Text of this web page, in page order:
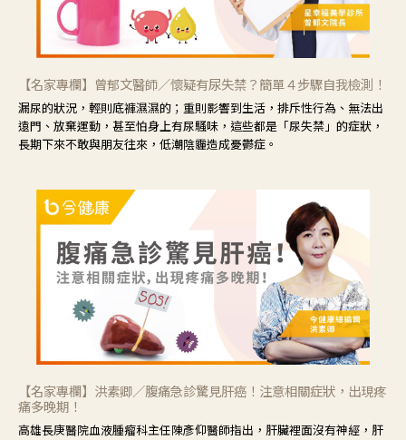
【名家專欄】曾郁文醫師／懷疑有尿失禁？簡單４步驟自我檢測！
漏尿的狀況，輕則底褲濕濕的；重則影響到生活，排斥性行為、無法出
遠門、放棄運動，甚至怕身上有尿騷味，這些都是「尿失禁」的症狀，
長期下來不敢與朋友往來，低潮陰霾造成憂鬱症。
【名家專欄】洪素卿／腹痛急診驚見肝癌！注意相關症狀，出現疼
痛多晚期！
高雄長庚醫院血液腫瘤科主任陳彥仰醫師指出，肝臟裡面沒有神經，肝